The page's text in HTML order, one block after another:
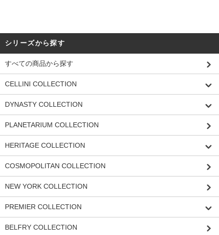
シリーズから探す
すべての商品から探す
CELLINI COLLECTION
DYNASTY COLLECTION
PLANETARIUM COLLECTION
HERITAGE COLLECTION
COSMOPOLITAN COLLECTION
NEW YORK COLLECTION
PREMIER COLLECTION
BELFRY COLLECTION